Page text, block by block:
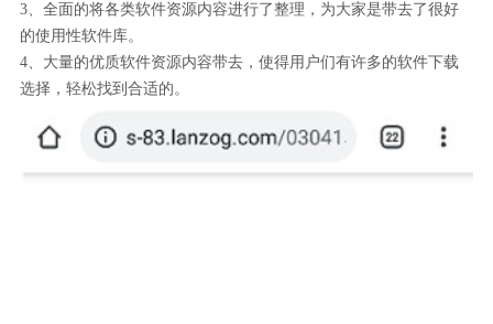
3、全面的将各类软件资源内容进行了整理，为大家是带去了很好
的使用性软件库。
4、大量的优质软件资源内容带去，使得用户们有许多的软件下载
选择，轻松找到合适的。